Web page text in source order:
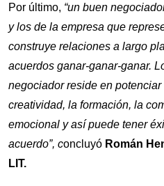
Por último, “un buen
y los de la empresa que
construye relaciones a largo
acuerdos ganar-ganar-ganar.
negociador reside en
creatividad, la formación, la
emocional y así puede tener
acuerdo”, concluyó Román
LIT.